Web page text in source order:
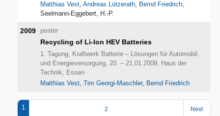
Matthias Vest,Andreas Lützerath, Bernd Friedrich,
Seelmann-Eggebert, H.-P.
2009 poster
Recycling of Li-Ion HEV Batteries
1. Tagung, Kraftwerk Batterie – Lösungen für Automobil
und Energieversorgung, 20. – 21.01.2009, Haus der
Technik, Essen
Matthias Vest,Tim Georgi-Maschler, Bernd Friedrich
1 2 Next